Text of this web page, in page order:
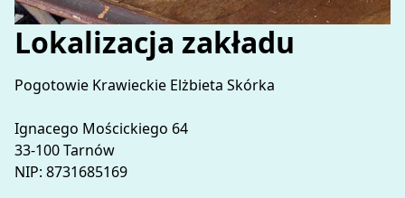
Lokalizacja zakładu
Pogotowie Krawieckie Elżbieta Skórka
Ignacego Mościckiego 64
33-100 Tarnów
NIP: 8731685169